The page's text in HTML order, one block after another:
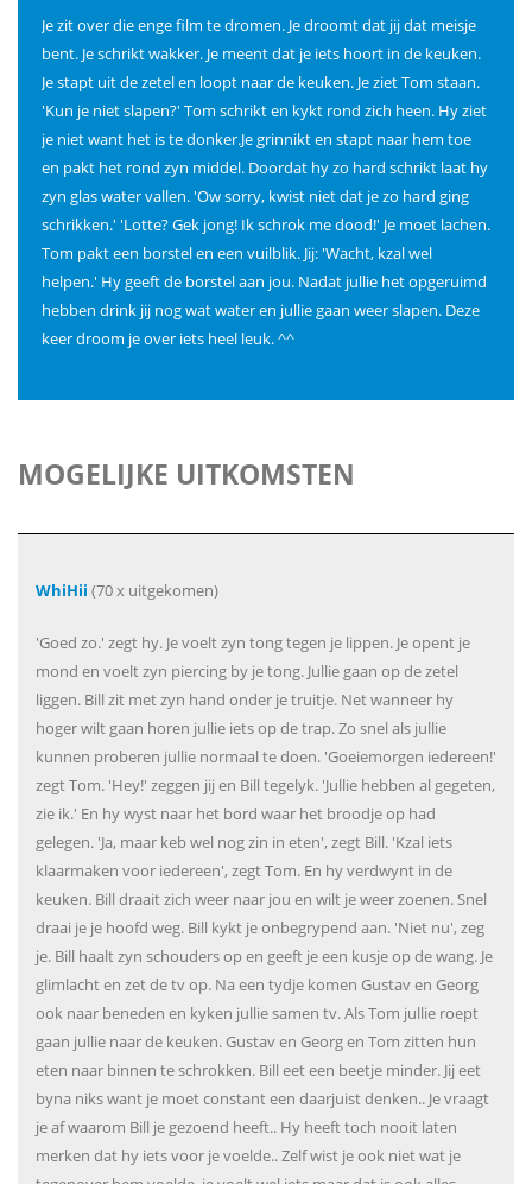
Je zit over die enge film te dromen. Je droomt dat jij dat meisje
bent. Je schrikt wakker. Je meent dat je iets hoort in de keuken.
Je stapt uit de zetel en loopt naar de keuken. Je ziet Tom staan.
'Kun je niet slapen?' Tom schrikt en kykt rond zich heen. Hy ziet
je niet want het is te donker.Je grinnikt en stapt naar hem toe
en pakt het rond zyn middel. Doordat hy zo hard schrikt laat hy
zyn glas water vallen. 'Ow sorry, kwist niet dat je zo hard ging
schrikken.' 'Lotte? Gek jong! Ik schrok me dood!' Je moet lachen.
Tom pakt een borstel en een vuilblik. Jij: 'Wacht, kzal wel
helpen.' Hy geeft de borstel aan jou. Nadat jullie het opgeruimd
hebben drink jij nog wat water en jullie gaan weer slapen. Deze
keer droom je over iets heel leuk. ^^
MOGELIJKE UITKOMSTEN
WhiHii (70 x uitgekomen)
'Goed zo.' zegt hy. Je voelt zyn tong tegen je lippen. Je opent je
mond en voelt zyn piercing by je tong. Jullie gaan op de zetel
liggen. Bill zit met zyn hand onder je truitje. Net wanneer hy
hoger wilt gaan horen jullie iets op de trap. Zo snel als jullie
kunnen proberen jullie normaal te doen. 'Goeiemorgen iedereen!'
zegt Tom. 'Hey!' zeggen jij en Bill tegelyk. 'Jullie hebben al gegeten,
zie ik.' En hy wyst naar het bord waar het broodje op had
gelegen. 'Ja, maar keb wel nog zin in eten', zegt Bill. 'Kzal iets
klaarmaken voor iedereen', zegt Tom. En hy verdwynt in de
keuken. Bill draait zich weer naar jou en wilt je weer zoenen. Snel
draai je je hoofd weg. Bill kykt je onbegrypend aan. 'Niet nu', zeg
je. Bill haalt zyn schouders op en geeft je een kusje op de wang. Je
glimlacht en zet de tv op. Na een tydje komen Gustav en Georg
ook naar beneden en kyken jullie samen tv. Als Tom jullie roept
gaan jullie naar de keuken. Gustav en Georg en Tom zitten hun
eten naar binnen te schrokken. Bill eet een beetje minder. Jij eet
byna niks want je moet constant een daarjuist denken.. Je vraagt
je af waarom Bill je gezoend heeft.. Hy heeft toch nooit laten
merken dat hy iets voor je voelde.. Zelf wist je ook niet wat je